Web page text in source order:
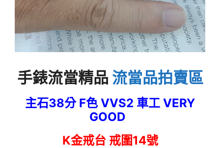
手錶流當精品 流當品拍賣區
主石38分 F色 VVS2 車工 VERY
GOOD
K金戒台 戒圍14號